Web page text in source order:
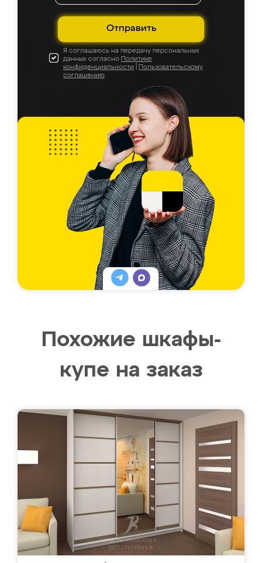
Отправить
Я соглашаюсь на передачу персональных
данных согласно Политике
конфиденциальности
Пользовательскому
соглашению
Похожие шкафы-
купе на заказ